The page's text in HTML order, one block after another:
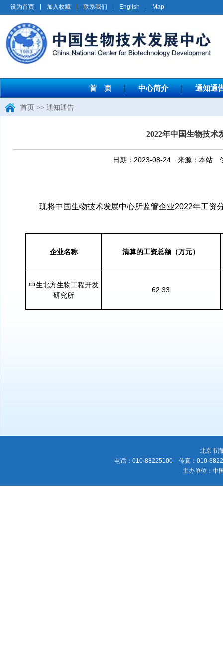
设为首页 加入收藏 联系我们 English Map
首 页 中心简介 通知通
首页 >> 通知通告
2022年中国生物技术
日期：2023-08-24 来源：本站
现将中国生物技术发展中心所监管企业2022年工资
企业名称 清算的工资总额（万元）
中生北方生物工程开发
研究所
62.33
北京市
电话：010-88225100 传真：010-
主办单位：中